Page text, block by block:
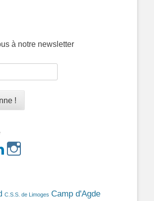
à notre newsletter
groups/
plus.google.com/b/
https://www.linkedin.com/in/gigi-
bonin-
C.S.S. de Limoges Camp d'Agde